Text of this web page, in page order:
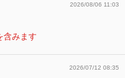
2026/08/06 11:03
含みます
2026/07/12 08:35